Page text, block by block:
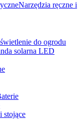
Narzędzia ręczne i
do ogrodu
solarna LED
stojące